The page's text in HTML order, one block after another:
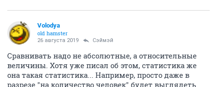
Volodya
old hamster
26 августа 2019 Сэймэй
Сравнивать надо не абсолютные, а относительные
величины. Хотя уже писал об этом, статистика же
она такая статистика... Например, просто даже в
разрезе "на количество человек" будет выглядеть